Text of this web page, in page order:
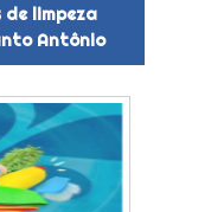
limpeza
Antônio